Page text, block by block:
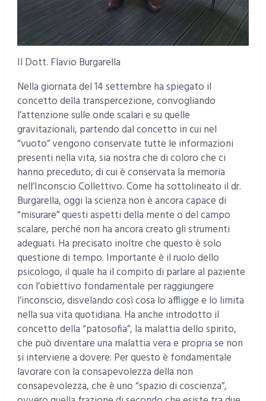
Il Dott. Flavio Burgarella
Nella giornata del 14 settembre ha spiegato il
concetto della transpercezione, convogliando
l’attenzione sulle onde scalari e su quelle
gravitazionali, partendo dal concetto in cui nel
“vuoto” vengono conservate tutte le informazioni
presenti nella vita, sia nostra che di coloro che ci
hanno preceduto, di cui è conservata la memoria
nell’Inconscio Collettivo. Come ha sottolineato il dr.
Burgarella, oggi la scienza non è ancora capace di
“misurare” questi aspetti della mente o del campo
scalare, perché non ha ancora creato gli strumenti
adeguati. Ha precisato inoltre che questo è solo
questione di tempo. Importante è il ruolo dello
psicologo, il quale ha il compito di parlare al paziente
con l’obiettivo fondamentale per raggiungere
l’inconscio, disvelando così cosa lo affligge e lo limita
nella sua vita quotidiana. Ha anche introdotto il
concetto della “patosofia”, la malattia dello spirito,
che può diventare una malattia vera e propria se non
si interviene a dovere. Per questo è fondamentale
lavorare con la consapevolezza della non
consapevolezza, che è uno “spazio di coscienza”,